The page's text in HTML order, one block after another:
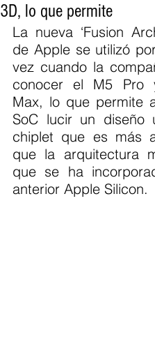
3D, lo que permite
La nueva ‘Fusion
de Apple se utilizó
vez cuando la
conocer el M5 Pro
Max, lo que permite
SoC lucir un diseño
chiplet que es más
que la arquitectura
que se ha
anterior Apple Silicon.